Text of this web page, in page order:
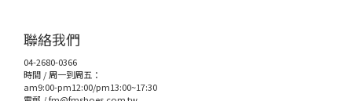
聯絡我們
04-2680-0366
時間 / 周一到周五：
am9:00-pm12:00/pm13:00~17:30